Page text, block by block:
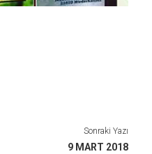
Sonraki Yazı
9 MART 2018